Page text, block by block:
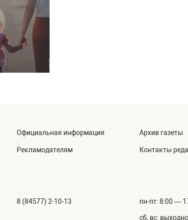
Официальная информация
Рекламодателям
Архив газеты
Контакты
8 (84577) 2-10-13 пн-пт: 8:00 —
сб, вс: